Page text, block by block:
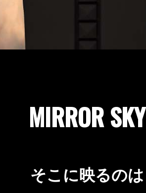
MIRROR SKY
そこに映るのは